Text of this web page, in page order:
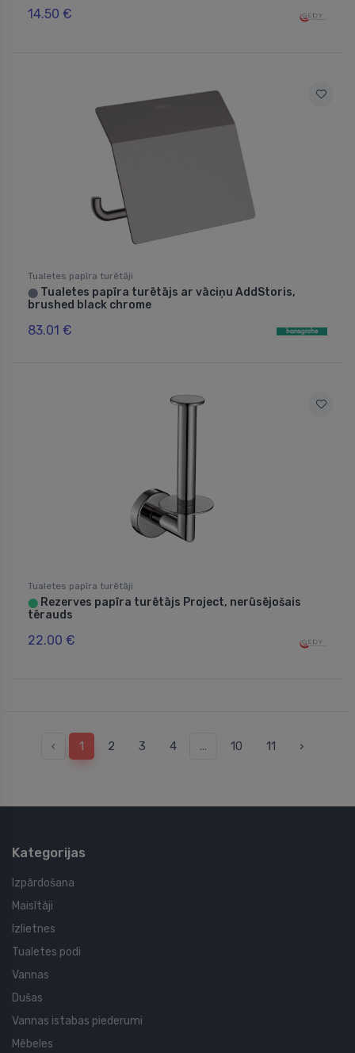
14.50 €
Tualetes papīra turētāji
⬤ Tualetes papīra turētājs ar vāciņu AddStoris,
brushed black chrome
83.01 €
Tualetes papīra turētāji
⬤ Rezerves papīra turētājs Project, nerūsējošais
tērauds
22.00 €
‹ 1 2 3 4 ... 10 11 ›
Kategorijas
Izpārdošana
Maisītāji
Izlietnes
Tualetes podi
Vannas
Dušas
Vannas istabas piederumi
Mēbeles